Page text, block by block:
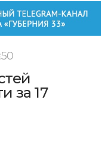
за 17